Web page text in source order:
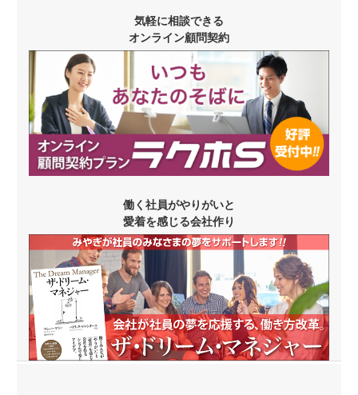
気軽に相談できる
オンライン顧問契約
働く社員がやりがいと
愛着を感じる会社作り